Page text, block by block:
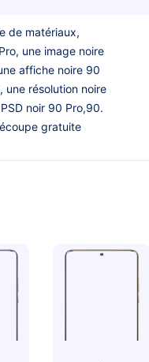
de matériaux,
une image noire
affiche noire 90
une résolution noire
noir 90 Pro,90.
gratuite